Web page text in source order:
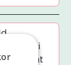
Kah Gai
samt